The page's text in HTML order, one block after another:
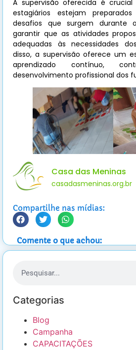
A supervisão oferecida é
estagiários estejam
desafios que surgem durante
garantir que as atividades
adequadas às necessidades
disso, a supervisão oferece um
aprendizado contínuo,
desenvolvimento profissional dos
Casa das Meninas
casadasmeninas.org.br
Compartilhe nas mídias:
Comente o que achou:
Categorias
Blog
Campanha
CAPACITAÇÕES